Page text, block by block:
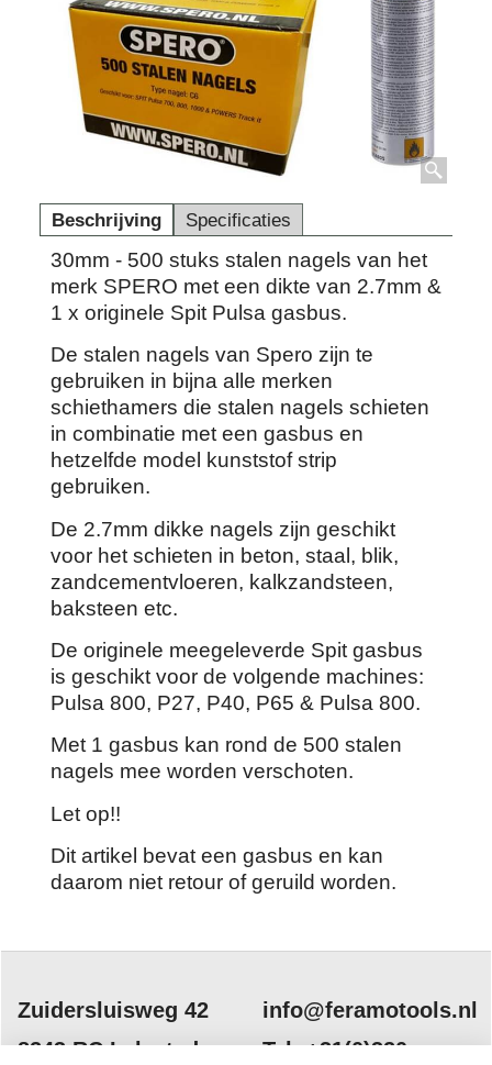
Beschrijving Specificaties
30mm - 500 stuks stalen nagels van het
merk SPERO met een dikte van 2.7mm &
1 x originele Spit Pulsa gasbus.
De stalen nagels van Spero zijn te
gebruiken in bijna alle merken
schiethamers die stalen nagels schieten
in combinatie met een gasbus en
hetzelfde model kunststof strip
gebruiken.
De 2.7mm dikke nagels zijn geschikt
voor het schieten in beton, staal, blik,
zandcementvloeren, kalkzandsteen,
baksteen etc.
De originele meegeleverde Spit gasbus
is geschikt voor de volgende machines:
Pulsa 800, P27, P40, P65 & Pulsa 800.
Met 1 gasbus kan rond de 500 stalen
nagels mee worden verschoten.
Let op!!
Dit artikel bevat een gasbus en kan
daarom niet retour of geruild worden.
Zuidersluisweg 42
8243 RC Lelystad
info@feramotools.nl
Tel: +31(0)320